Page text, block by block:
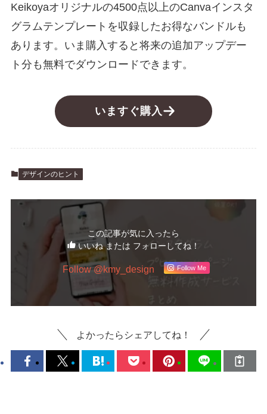
Keikoyaオリジナルの4500点以上のCanvaインスタ
グラムテンプレートを収録したお得なバンドルも
あります。いま購入すると将来の追加アップデー
ト分も無料でダウンロードできます。
いますぐ購入
デザインのヒント
この記事が気に入ったら
いいね または フォローしてね！
Follow @kmy_design Follow Me
よかったらシェアしてね！